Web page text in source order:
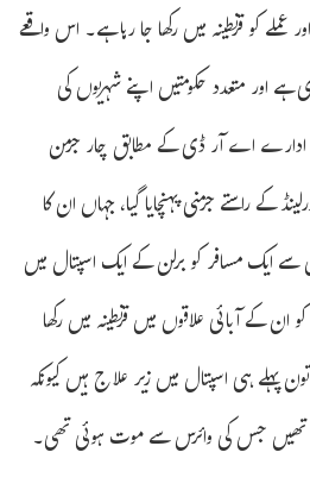
کو قرنطینہ میں رکھا جا رہا ہے۔ اس واقعے
اور متعدد حکومتیں اپنے شہریوں کی
ادارے اے آر ڈی کے مطابق چار جرمن
کے راستے جرمنی پہنچایا گیا، جہاں ان کا
سے ایک مسافر کو برلن کے ایک اسپتال میں
ان کے آبائی علاقوں میں قرنطینہ میں رکھا
جرمن خاتون پہلے ہی اسپتال میں زیر علاج ہیں کیونکہ
تھیں جس کی وائرس سے موت ہوئی تھی۔